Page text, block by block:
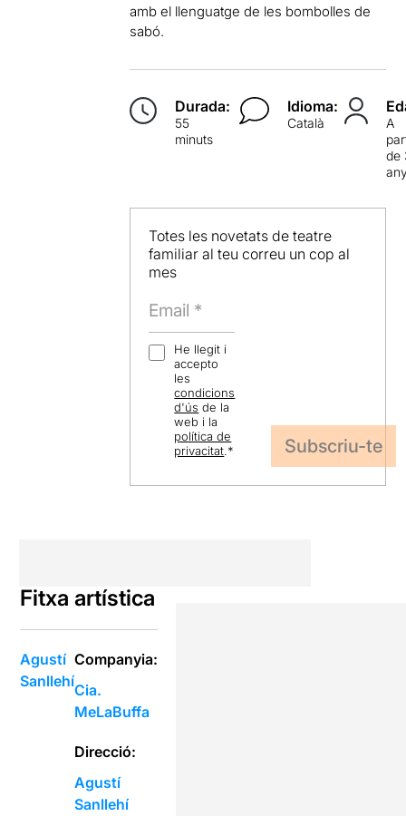
amb el llenguatge de les bombolles de
sabó.
Durada:
55
minuts
Idioma:
Català
A
de
Totes les novetats de teatre
familiar al teu correu un cop al
mes
He llegit i
accepto
les
condicions
d'ús de la
web i la
política de
privacitat.*
Fitxa artística
Agustí
Sanllehí
Companyia:
Cia.
MeLaBuffa
Direcció:
Agustí
Sanllehí